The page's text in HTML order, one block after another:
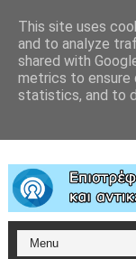
This site uses
and to analyze
shared with
metrics to ensure
statistics, and to